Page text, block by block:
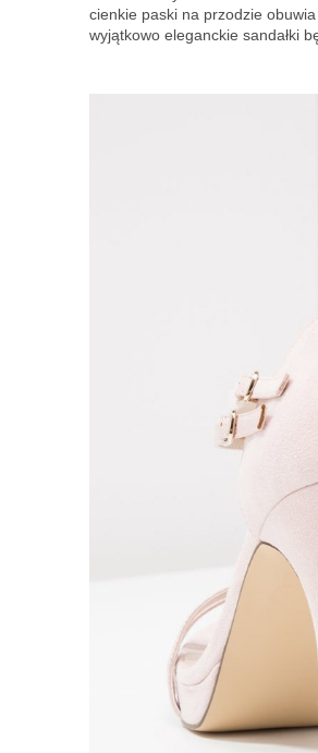
cienkie paski na przodzie
wyjątkowo eleganckie sandałki